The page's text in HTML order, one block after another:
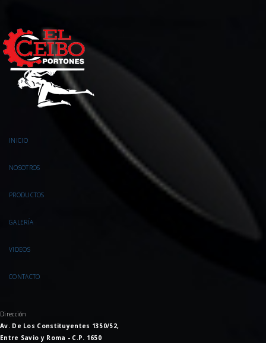
INICIO
NOSOTROS
PRODUCTOS
GALERÍA
VIDEOS
CONTACTO
Dirección
Av. De Los Constituyentes 1350/52,
Entre Savio y Roma - C.P. 1650